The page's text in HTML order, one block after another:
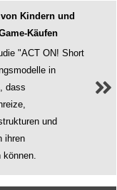
Kindern und
Käufen
"ACT ON! Short
in
dass
und
ihren